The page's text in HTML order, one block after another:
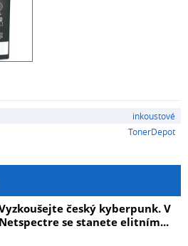
inkoustové
TonerDepot
český kyberpunk. V
Netspectre se stanete elitním...